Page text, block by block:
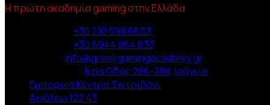
Η πρώτη ακαδημία gaming στην Ελλάδα
+30 210 598 6653
+30 6944 864 633
info@greekgamingacademy.gr
Ιερά Οδός 286-288, Ισόγειο
Εμπορικό Κέντρο Σιντριβάνι
Αιγάλεω 122 43